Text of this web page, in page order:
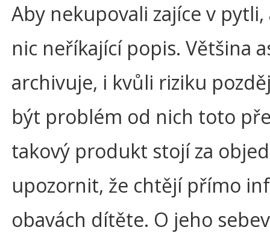
Aby nekupovali zajíce v
nic neříkající popis. Většina
archivuje, i kvůli riziku
být problém od nich toto
takový produkt stojí za
upozornit, že chtějí přímo
obavách dítěte. O jeho